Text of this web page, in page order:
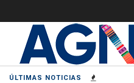
ÚLTIMAS NOTICIAS